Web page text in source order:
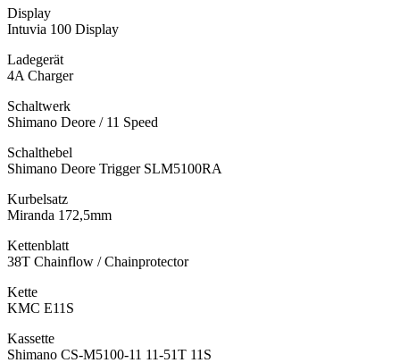
Display
Intuvia 100 Display
Ladegerät
4A Charger
Schaltwerk
Shimano Deore / 11 Speed
Schalthebel
Shimano Deore Trigger SLM5100RA
Kurbelsatz
Miranda 172,5mm
Kettenblatt
38T Chainflow / Chainprotector
Kette
KMC E11S
Kassette
Shimano CS-M5100-11 11-51T 11S